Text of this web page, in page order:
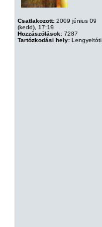
Csatlakozott: 2009 június 09
(kedd), 17:19
Hozzászólások: 7287
Tartózkodási hely: Lengyeltóti